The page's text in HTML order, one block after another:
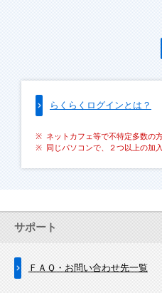
らくらくログインとは？
ネットカフェ等で不特定多数の
同じパソコンで、２つ以上の加
サポート
ＦＡＱ・お問い合わせ先一覧